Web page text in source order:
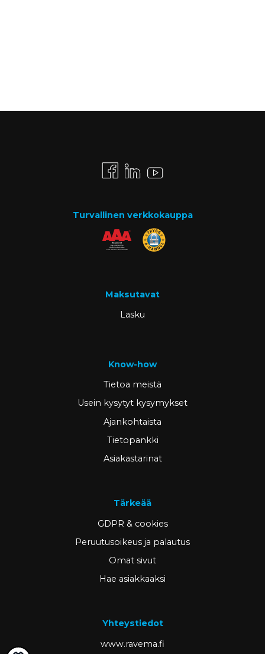
Turvallinen verkkokauppa
Maksutavat
Lasku
Know-how
Tietoa meistä
Usein kysytyt kysymykset
Ajankohtaista
Tietopankki
Asiakastarinat
Tärkeää
GDPR & cookies
Peruutusoikeus ja palautus
Omat sivut
Hae asiakkaaksi
Yhteystiedot
www.ravema.fi